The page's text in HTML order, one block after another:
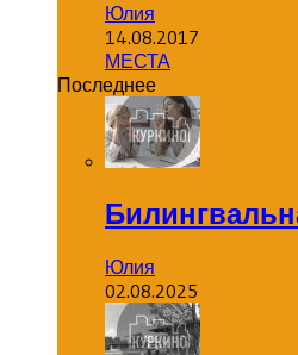
Юлия
14.08.2017
МЕСТА
Последнее
Юлия
02.08.2025